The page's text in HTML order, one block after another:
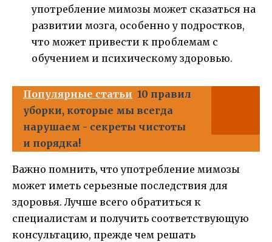
употребление мимозы может сказаться на
развитии мозга, особенно у подростков,
что может привести к проблемам с
обучением и психическому здоровью.
Популярные статьи 10 правил
уборки, которые мы всегда
нарушаем - секреты чистоты
и порядка!
Важно помнить, что употребление мимозы
может иметь серьезные последствия для
здоровья. Лучше всего обратиться к
специалистам и получить соответствующую
консультацию, прежде чем решать